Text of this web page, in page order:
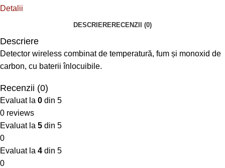
Detalii
DESCRIERERECENZII (0)
Descriere
Detector wireless combinat de temperatură, fum și monoxid de
carbon, cu baterii înlocuibile.
Recenzii (0)
Evaluat la 0 din 5
0 reviews
Evaluat la 5 din 5
0
Evaluat la 4 din 5
0